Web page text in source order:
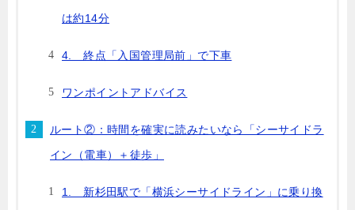
は約14分
4. 終点「入国管理局前」で下車
ワンポイントアドバイス
ルート②：時間を確実に読みたいなら「シーサイドラ
イン（電車）＋徒歩」
1. 新杉田駅で「横浜シーサイドライン」に乗り換